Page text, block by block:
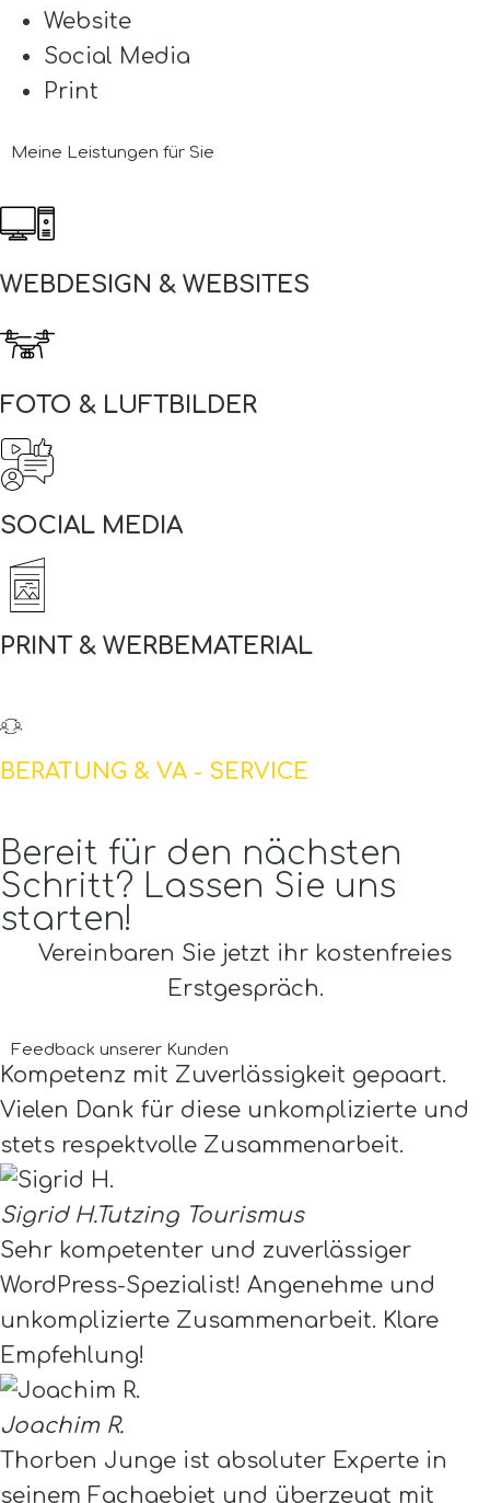
Website
Social Media
Print
Meine Leistungen für Sie
WEBDESIGN & WEBSITES
FOTO & LUFTBILDER
SOCIAL MEDIA
PRINT & WERBEMATERIAL
BERATUNG & VA - SERVICE
Bereit für den nächsten
Schritt? Lassen Sie uns
starten!
Vereinbaren Sie jetzt ihr kostenfreies
Erstgespräch.
Feedback unserer Kunden
Kompetenz mit Zuverlässigkeit gepaart.
Vielen Dank für diese unkomplizierte und
stets respektvolle Zusammenarbeit.
Sigrid H.Tutzing Tourismus
Sehr kompetenter und zuverlässiger
WordPress-Spezialist! Angenehme und
unkomplizierte Zusammenarbeit. Klare
Empfehlung!
Joachim R.
Thorben Junge ist absoluter Experte in
seinem Fachgebiet und überzeugt mit